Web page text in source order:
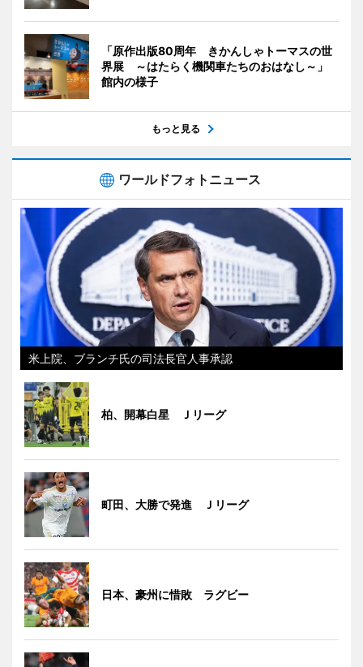
「原作出版80周年 きかんしゃトーマスの世
界展 ～はたらく機関車たちのおはなし～」
館内の様子
もっと見る
ワールドフォトニュース
米上院、ブランチ氏の司法長官人事承認
柏、開幕白星 Ｊリーグ
町田、大勝で発進 Ｊリーグ
日本、豪州に惜敗 ラグビー